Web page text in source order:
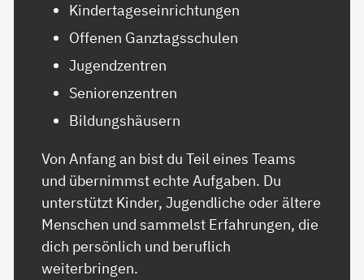
Kindertageseinrichtungen
Offenen Ganztagsschulen
Jugendzentren
Seniorenzentren
Bildungshäusern
Von Anfang an bist du Teil eines Teams
und übernimmst echte Aufgaben. Du
unterstützt Kinder, Jugendliche oder ältere
Menschen und sammelst Erfahrungen, die
dich persönlich und beruflich
weiterbringen.